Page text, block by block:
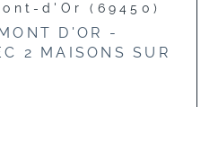
d'Or (69450)
D'OR -
2 MAISONS SUR